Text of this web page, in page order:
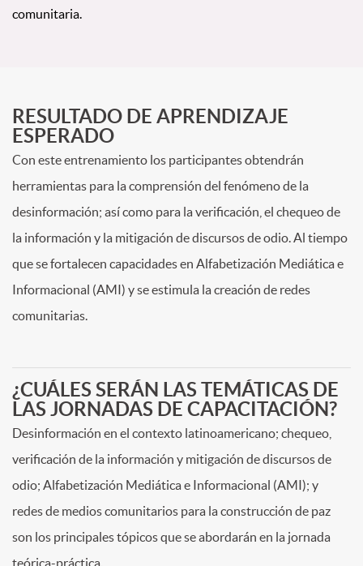
comunitaria.
RESULTADO DE APRENDIZAJE
ESPERADO
Con este entrenamiento los participantes obtendrán
herramientas para la comprensión del fenómeno de la
desinformación; así como para la verificación, el chequeo de
la información y la mitigación de discursos de odio. Al tiempo
que se fortalecen capacidades en Alfabetización Mediática e
Informacional (AMI) y se estimula la creación de redes
comunitarias.
¿CUÁLES SERÁN LAS TEMÁTICAS DE
LAS JORNADAS DE CAPACITACIÓN?
Desinformación en el contexto latinoamericano; chequeo,
verificación de la información y mitigación de discursos de
odio; Alfabetización Mediática e Informacional (AMI); y
redes de medios comunitarios para la construcción de paz
son los principales tópicos que se abordarán en la jornada
teórica-práctica.